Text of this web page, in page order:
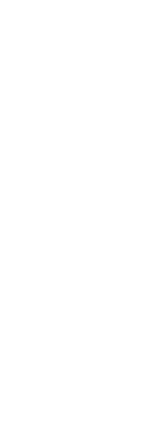
GuzmA?n, Mercedes Llaver,
Troyano, Agustina
VerA?nica Perisotto, Emilia